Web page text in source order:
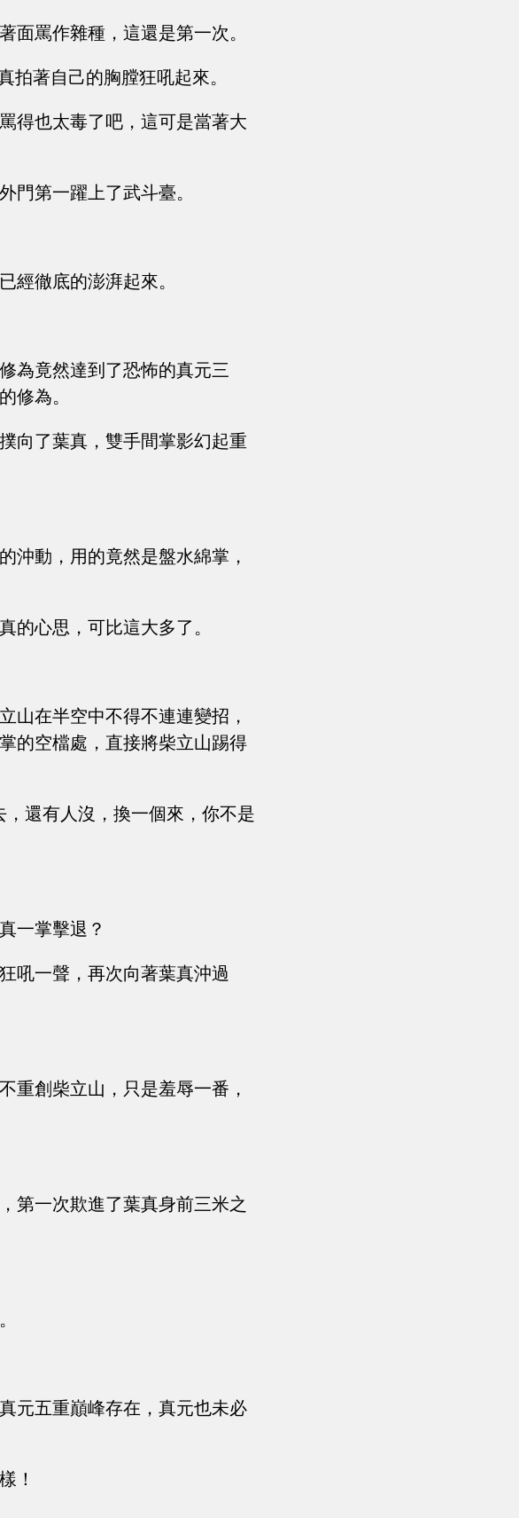
面罵作雜種，這還是第一次。
拍著自己的胸膛狂吼起來。
得也太毒了吧，這可是當著大
門第一躍上了武斗臺。
經徹底的澎湃起來。
為竟然達到了恐怖的真元三
修為。
向了葉真，雙手間掌影幻起重
沖動，用的竟然是盤水綿掌，
的心思，可比這大多了。
山在半空中不得不連連變招，
的空檔處，直接將柴立山踢得
還有人沒，換一個來，你不是
一掌擊退？
吼一聲，再次向著葉真沖過
重創柴立山，只是羞辱一番，
第一次欺進了葉真身前三米之
元五重巔峰存在，真元也未必
！